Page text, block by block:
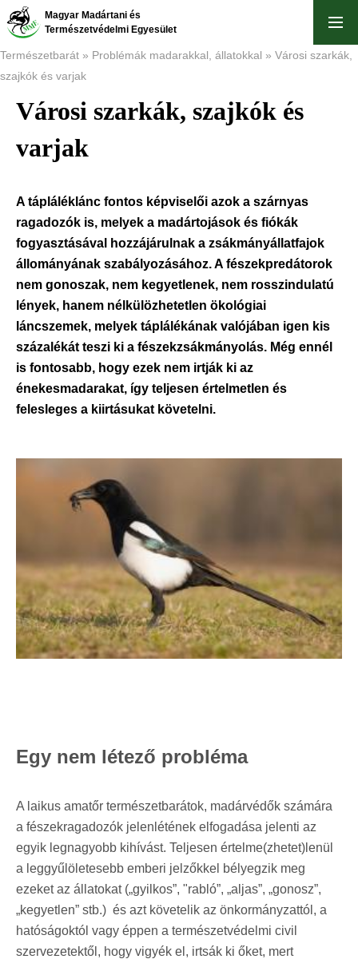
Ugrás
tartalomra
Magyar Madártani és
Természetvédelmi Egyesület
Morzsa
Természetbarát Problémák madarakkal, állatokkal
Városi szarkák,
szajkók és varjak
Városi szarkák, szajkók és
varjak
A tápláléklánc fontos képviselői azok a szárnyas
ragadozók is, melyek a madártojások és fiókák
fogyasztásával hozzájárulnak a zsákmányállatfajok
állományának szabályozásához. A fészekpredátorok
nem gonoszak, nem kegyetlenek, nem rosszindulatú
lények, hanem nélkülözhetetlen ökológiai
láncszemek, melyek táplálékának valójában igen kis
százalékát teszi ki a fészekzsákmányolás. Még ennél
is fontosabb, hogy ezek nem irtják ki az
énekesmadarakat, így teljesen értelmetlen és
felesleges a kiirtásukat követelni.
Egy nem létező probléma
A laikus amatőr természetbarátok, madárvédők számára
a fészekragadozók jelenlétének elfogadása jelenti az
egyik legnagyobb kihívást. Teljesen értelme(zhetet)lenül
a leggyűlöletesebb emberi jelzőkkel bélyegzik meg
ezeket az állatokat („gyilkos”, "rabló”, „aljas”, „gonosz”,
„kegyetlen” stb.) és azt követelik az önkormányzattól, a
hatóságoktól vagy éppen a természetvédelmi civil
szervezetektől, hogy vigyék el, irtsák ki őket, mert